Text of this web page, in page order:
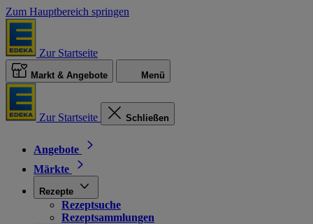
Zum Hauptbereich springen
Zur Startseite
Markt & Angebote Menü
Zur Startseite Schließen
Angebote
Märkte
Rezepte
Rezeptsuche
Rezeptsammlungen